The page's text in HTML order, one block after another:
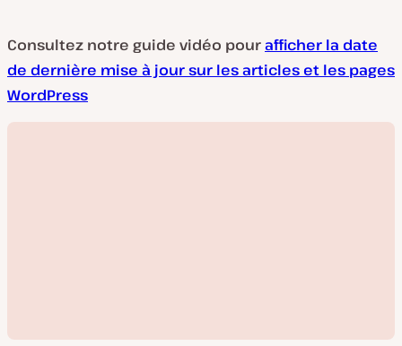
Consultez notre guide vidéo pourafficher la date
de dernière mise à jour sur les articles et les pages
WordPress